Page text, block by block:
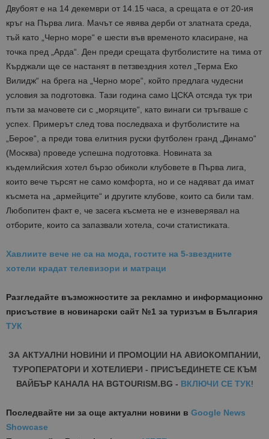
Двубоят е на 14 декември от 14.15 часа, а срещата е от 20-ия
кръг на Първа лига. Мачът се явява дерби от златната среда,
тъй като „Черно море“ е шести във временото класиране, на
точка пред „Арда“. Ден преди срещата футболистите на тима от
Кърджали ще се настанят в петзвездния хотел „Терма Еко
Вилидж“ на брега на „Черно море“, който предлага чудесни
условия за подготовка. Тази година само ЦСКА отсяда тук три
пъти за мачовете си с „моряците“, като винаги си тръгваше с
успех. Примерът след това последваха и футболистите на
„Берое“, а преди това елитния руски футболен гранд „Динамо“
(Москва) проведе успешна подготовка. Новината за
къдемлийския хотел бързо обиколи клубовете в Първа лига,
които вече търсят не само комфорта, но и се надяват да имат
късмета на „армейците“ и другите клубове, които са били там.
Любопитен факт е, че засега късмета не е изневерявал на
отборите, които са запазвали хотела, сочи статистиката.
Хавлиите вече не са на мода, гостите на 5-звездните
хотели крадат телевизори и матраци
Разгледайте възможностите за рекламно и информационно
присъствие в новинарски сайт №1 за туризъм в България
ТУК
ЗА АКТУАЛНИ НОВИНИ И ПРОМОЦИИ НА АВИОКОМПАНИИ,
ТУРОПЕРАТОРИ И ХОТЕЛИЕРИ - ПРИСЪЕДИНЕТЕ СЕ КЪМ
ВАЙБЪР КАНАЛА НА BGTOURISM.BG - ВКЛЮЧИ СЕ ТУК!
Последвайте ни за още актуални новини в Google News
Showcase